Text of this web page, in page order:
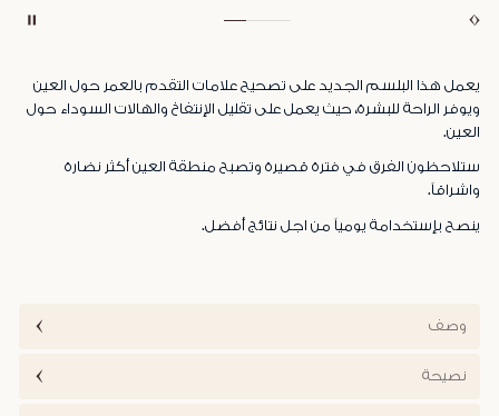
يعمل هذا البلسم الجديد على تصحيح علامات التقدم بالعمر حول العين
ويوفر الراحة للبشرة، حيث يعمل على تقليل الإنتفاخ والهالات السوداء حول
العين.
ستلاحظون الفرق في فترة قصيرة وتصبح منطقة العين أكثر نضارة
واشراقاً.
ينصح بإستخدامة يومياً من اجل نتائج أفضل.
وصف
نصيحة